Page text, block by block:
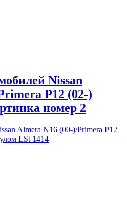
Nissan
P12 (02-)
номер 2
Almera N16 (00-)/Primera P12
LSt 1414